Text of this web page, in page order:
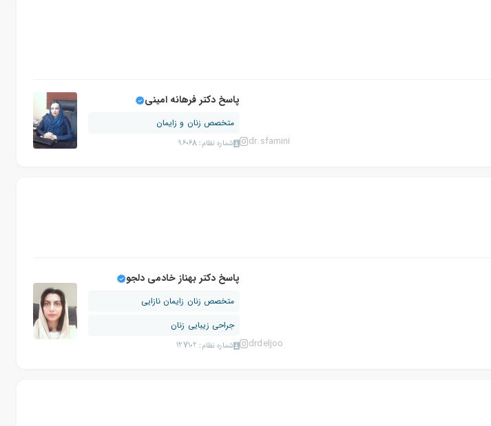
پاسخ دکتر فرهانه امینی
متخصص زنان و زایمان
شماره نظام: 96068 dr.sfamini
پاسخ دکتر بهناز خادمی دلجو
متخصص زنان زایمان نازایی
جراحی زیبایی زنان
شماره نظام: 127102 drdeljoo